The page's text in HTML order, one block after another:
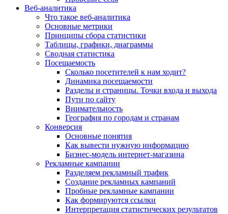
Веб-аналитика
Что такое веб-аналитика
Основные метрики
Принципы сбора статистики
Таблицы, графики, диаграммы
Сводная статистика
Посещаемость
Сколько посетителей к нам ходит?
Динамика посещаемости
Разделы и страницы. Точки входа и выхода
Пути по сайту
Внимательность
География по городам и странам
Конверсия
Основные понятия
Как вывести нужную информацию
Бизнес-модель интернет-магазина
Рекламные кампании
Разделяем рекламный трафик
Создание рекламных кампаний
Пробные рекламные кампании
Как формируются ссылки
Интерпретация статистических результатов